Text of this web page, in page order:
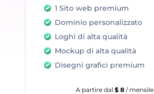
1 Sito web premium
Dominio personalizzato
Loghi di alta qualità
Mockup di alta qualità
Disegni grafici premium
A partire dal $ 8 / mensile